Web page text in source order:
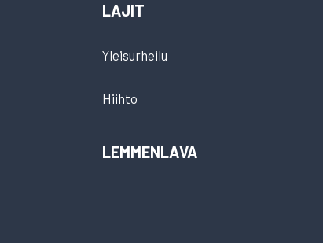
LAJIT
Yleisurheilu
Hiihto
LEMMENLAVA